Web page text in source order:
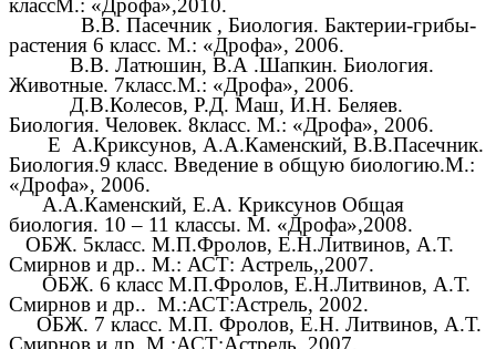
В.В. Пасечник , Биология. Бактерии-грибы-
растения 6 класс. М.: «Дрофа», 2006.
В.В. Латюшин, В.А .Шапкин. Биология.
Животные. 7класс.М.: «Дрофа», 2006.
Д.В.Колесов, Р.Д. Маш, И.Н. Беляев.
Биология. Человек. 8класс. М.: «Дрофа», 2006.
Е А.Криксунов, А.А.Каменский, В.В.Пасечник.
Биология.9 класс. Введение в общую биологию.М.:
«Дрофа», 2006.
А.А.Каменский, Е.А. Криксунов Общая
биология. 10 – 11 классы. М. «Дрофа»,2008.
ОБЖ. 5класс. М.П.Фролов, Е.Н.Литвинов, А.Т.
Смирнов и др.. М.: АСТ: Астрель,,2007.
ОБЖ. 6 класс М.П.Фролов, Е.Н.Литвинов, А.Т.
Смирнов и др.. М.:АСТ:Астрель, 2002.
ОБЖ. 7 класс. М.П. Фролов, Е.Н. Литвинов, А.Т.
Смирнов и др. М.:АСТ:Астрель, 2007.